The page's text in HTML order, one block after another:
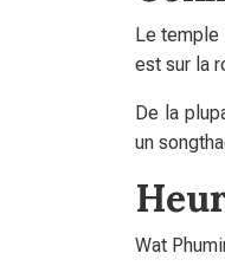
Le temple
est sur la
De la
un
Wat